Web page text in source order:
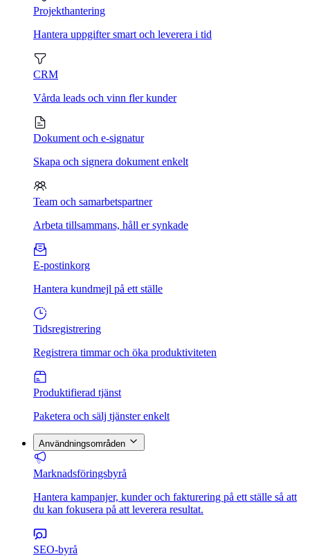
Projekthantering
Hantera uppgifter smart och leverera i tid
CRM
Vårda leads och vinn fler kunder
Dokument och e-signatur
Skapa och signera dokument enkelt
Team och samarbetspartner
Arbeta tillsammans, håll er synkade
E-postinkorg
Hantera kundmejl på ett ställe
Tidsregistrering
Registrera timmar och öka produktiviteten
Produktifierad tjänst
Paketera och sälj tjänster enkelt
Användningsområden
Marknadsföringsbyrå
Hantera kampanjer, kunder och fakturering på ett ställe så att
du kan fokusera på att leverera resultat.
SEO-byrå